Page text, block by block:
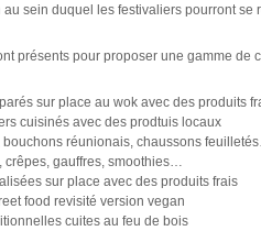
sein duquel les festivaliers pourront se
présents pour proposer une gamme de
sur place au wok avec des produits
cuisinés avec des prodtuis locaux
bouchons réunionais, chaussons
crêpes, gauffres, smoothies…
sur place avec des produits frais
food revisité version vegan
cuites au feu de bois